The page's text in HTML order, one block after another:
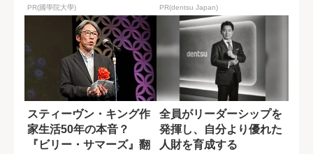
PR(國學院大學) PR(dentsu Japan)
スティーヴン・キング作
家生活50年の本音？
『ビリー・サマーズ』翻
全員がリーダーシップを
発揮し、自分より優れた
人財を育成する